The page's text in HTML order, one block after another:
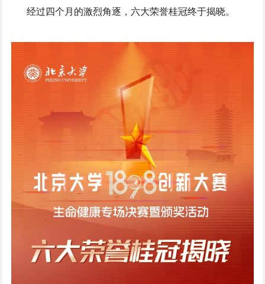
经过四个月的激烈角逐，六大荣誉桂冠终于揭晓。